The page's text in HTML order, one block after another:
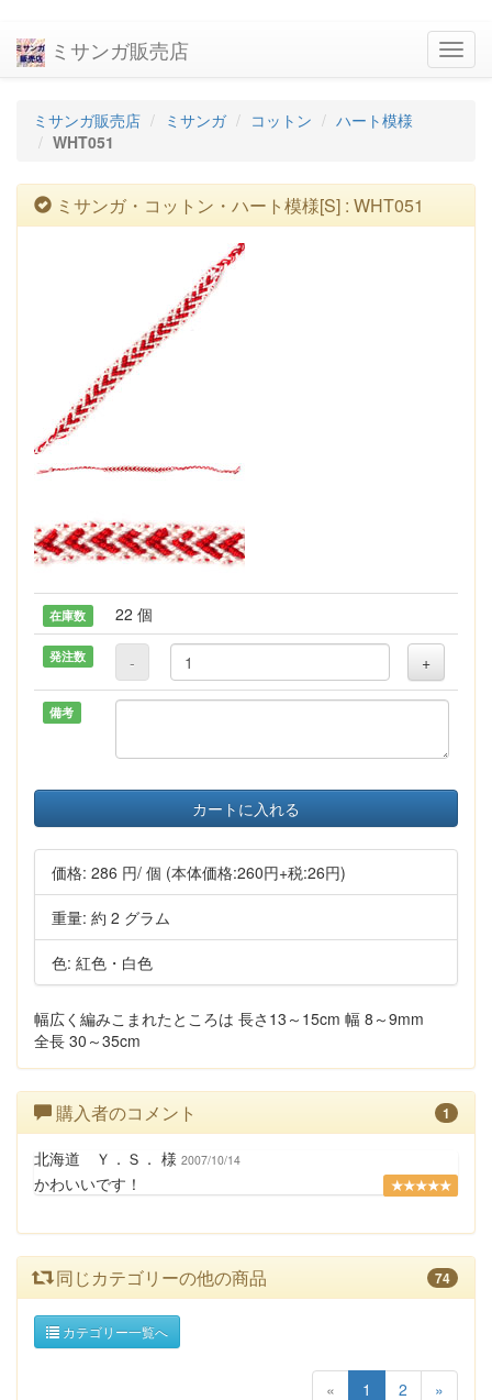
ミサンガ販売店
ミサンガ販売店 ミサンガ コットン
ハート模様
WHT051
ミサンガ・コットン・ハート模様[S] : WHT051
在庫数 22 個
発注数 - +
備考
カートに入れる
価格: 286 円/ 個 (本体価格:260円+税:26円)
重量: 約 2 グラム
色: 紅色・白色
幅広く編みこまれたところは 長さ13～15cm 幅 8～9mm
全長 30～35cm
購入者のコメント 1
北海道 Ｙ．Ｓ． 様 2007/10/14
★★★★★
かわいいです！
同じカテゴリーの他の商品 74
カテゴリー一覧へ
« 1 2 »